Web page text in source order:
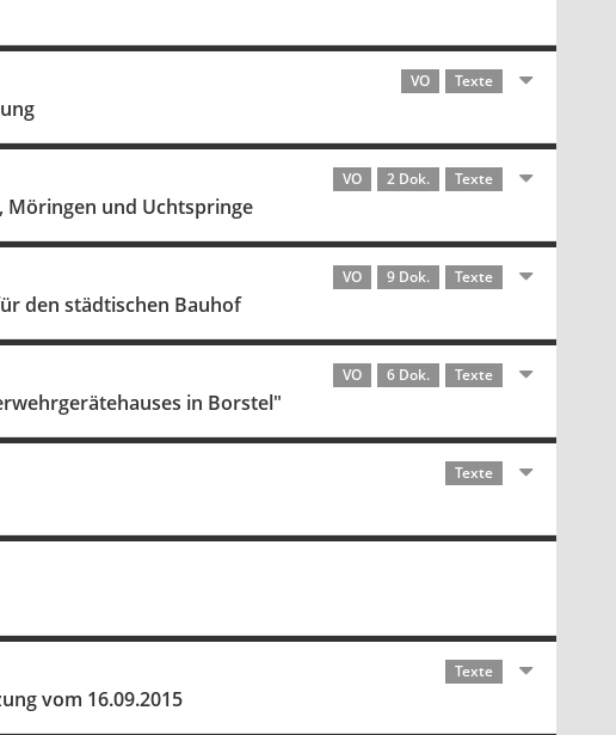
VO Texte
VO 2 Dok. Texte
und Uchtspringe
VO 9 Dok. Texte
den städtischen Bauhof
VO 6 Dok. Texte
in Borstel"
Texte
Texte
vom 16.09.2015